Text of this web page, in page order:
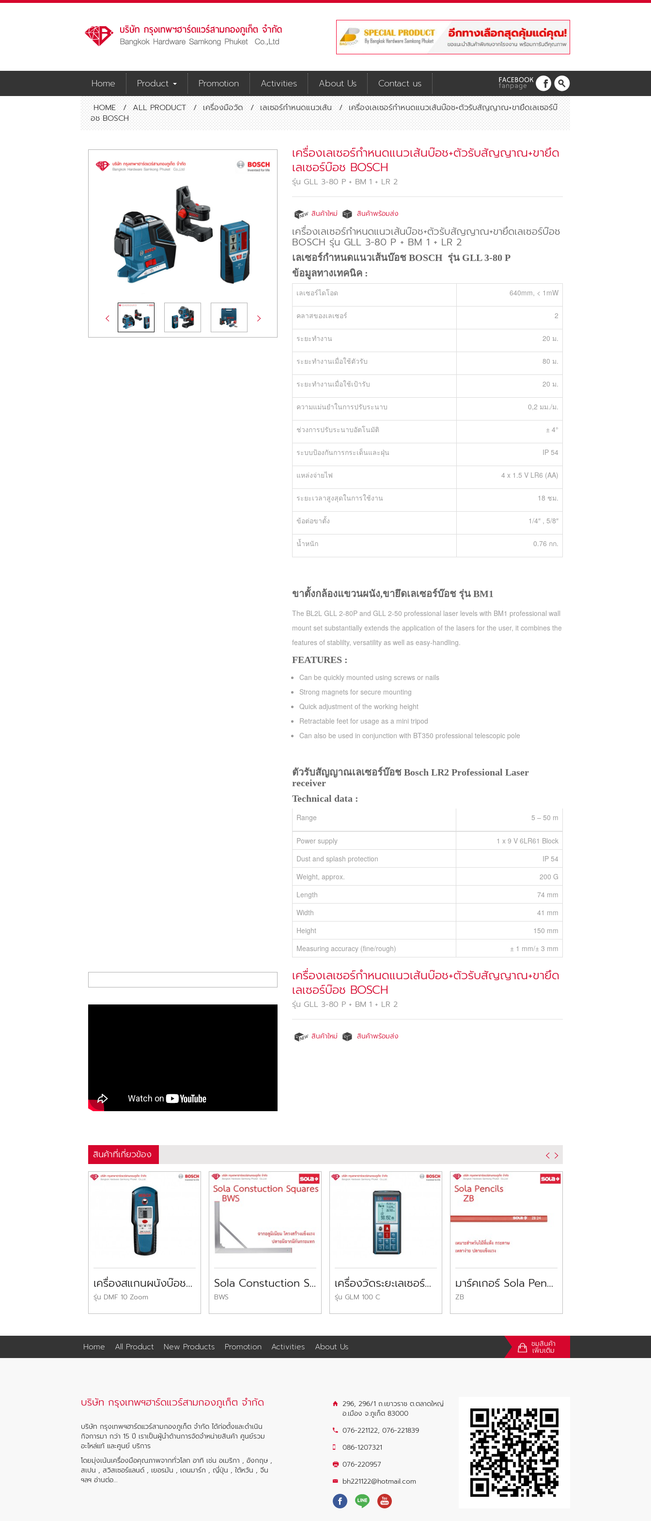
Home Product Promotion Activities About Us Contact us
HOME / ALL PRODUCT / เครื่องมือวัด / เลเซอร์กำหนดแนวเส้น / เครื่องเลเซอร์กำหนดแนวเส้นบ๊อช+ตัวรับสัญญาณ+ขายึดเลเซอร์บ๊
อช BOSCH
เครื่องเลเซอร์กำหนดแนวเส้นบ๊อช+ตัวรับสัญญาณ+ขายึด
เลเซอร์บ๊อช BOSCH
รุ่น GLL 3-80 P + BM 1 + LR 2
สินค้าใหม่ สินค้าพร้อมส่ง
เครื่องเลเซอร์กำหนดแนวเส้นบ๊อช+ตัวรับสัญญาณ+ขายึดเลเซอร์บ๊อช
BOSCH รุ่น GLL 3-80 P + BM 1 + LR 2
เลเซอร์กำหนดแนวเส้นบ๊อช BOSCH รุ่น GLL 3-80 P
ข้อมูลทางเทคนิค :
เลเซอร์ไดโอด 640mm, < 1mW
คลาสของเลเซอร์ 2
ระยะทำงาน 20 ม.
ระยะทำงานเมื่อใช้ตัวรับ 80 ม.
ระยะทำงานเมื่อใช้เป้ารับ 20 ม.
ความแม่นยำในการปรับระนาบ 0,2 มม./ม.
ช่วงการปรับระนาบอัตโนมัติ ± 4°
ระบบป้องกันการกระเด็นและฝุ่น IP 54
แหล่งจ่ายไฟ 4 x 1.5 V LR6 (AA)
ระยะเวลาสูงสุดในการใช้งาน 18 ชม.
ข้อต่อขาตั้ง 1/4″ , 5/8″
น้ำหนัก 0.76 กก.
ขาตั้งกล้องแขวนผนัง,ขายึดเลเซอร์บ๊อช รุ่น BM1
The BL2L GLL 2-80P and GLL 2-50 professional laser levels with BM1 professional wall
mount set substantially extends the application of the lasers for the user, it combines the
features of stablilty, versatility as well as easy-handling.
FEATURES :
Can be quickly mounted using screws or nails
Strong magnets for secure mounting
Quick adjustment of the working height
Retractable feet for usage as a mini tripod
Can also be used in conjunction with BT350 professional telescopic pole
ตัวรับสัญญาณเลเซอร์บ๊อช Bosch LR2 Professional Laser
receiver
Technical data :
Range 5 – 50 m
Power supply
1 x 9 V 6LR61 Block
Dust and splash protection
IP 54
Weight, approx.
200 G
Length
74 mm
Width
41 mm
Height
150 mm
Measuring accuracy (fine/rough)
± 1 mm/± 3 mm
เครื่องเลเซอร์กำหนดแนวเส้นบ๊อช+ตัวรับสัญญาณ+ขายึด
เลเซอร์บ๊อช BOSCH
รุ่น GLL 3-80 P + BM 1 + LR 2
สินค้าใหม่ สินค้าพร้อมส่ง
สินค้าที่เกี่ยวข้อง
เครื่องสแกนผนังบ๊อช Bosch Wall Scanner
รุ่น DMF 10 Zoom
Sola Constuction Squares BWS
BWS
เครื่องวัดระยะเลเซอร์บ๊อช 100ม. BOSCH Laser Measure
รุ่น GLM 100 C
มาร์คเกอร์ Sola Pencils ZB
ZB
Home All Product New Products Promotion Activities About Us ชมสินค้า
เพิ่มเติม
บริษัท กรุงเทพฯฮาร์ดแวร์สามกองภูเก็ต จำกัด
บริษัท กรุงเทพฯฮาร์ดแวร์สามกองภูเก็ต จำกัด ได้ก่อตั้งและดำเนิน
กิจการมา กว่า 15 ปี เราเป็นผู้นำด้านการจัดจำหน่ายสินค้า ศูนย์รวม
อะไหล่แท้ และศูนย์ บริการ
โดยมุ่งเน้นเครื่องมือคุณภาพจากทั่วโลก อาทิ เช่น อเมริกา , อังกฤษ ,
สเปน , สวิสเซอร์แลนด์ , เยอรมัน , เดนมาร์ก , ญี่ปุ่น , ใต้หวัน , จีน
ฯลฯ อ่านต่อ...
296, 296/1 ถ.เยาวราช ต.ตลาดใหญ่
อ.เมือง จ.ภูเก็ต 83000
076-221122, 076-221839
086-1207321
076-220957
bh221122@hotmail.com